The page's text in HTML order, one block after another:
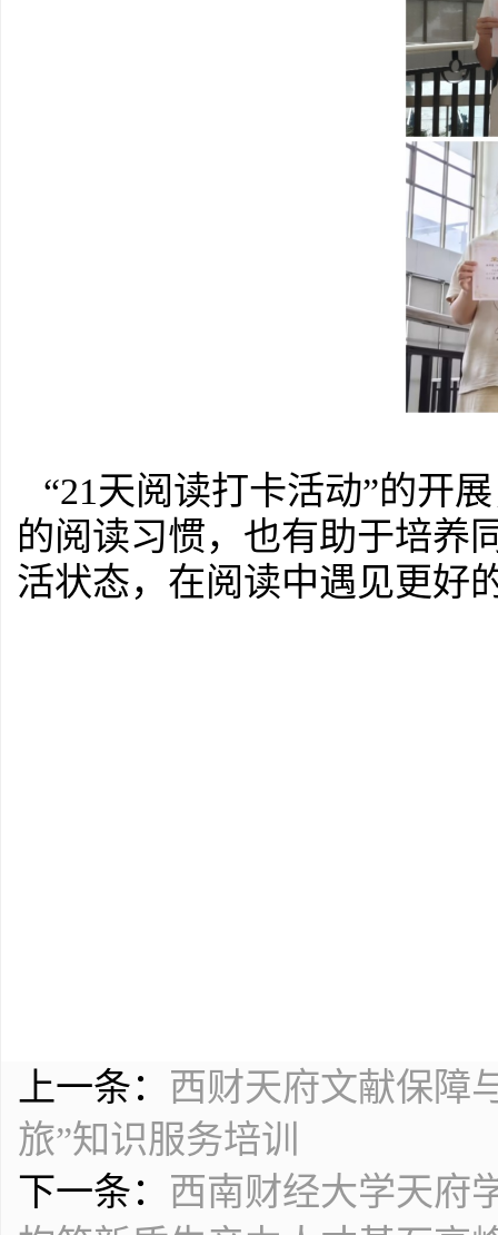
“21天阅读打卡活动”的开
的阅读习惯，也有助于培养
活状态，在阅读中遇见更好
上一条： 西财天府文献保障
旅”知识服务培训
下一条： 西南财经大学天府